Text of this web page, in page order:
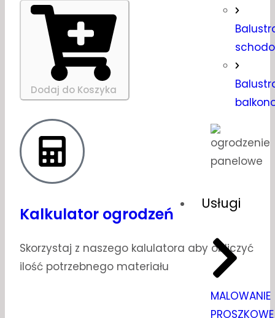
Usługi
MALOWANIE
PROSZKOWE
Dodaj do Koszyka
Kalkulator ogrodzeń
Skorzystaj z naszego kalulatora aby obliczyć
ilość potrzebnego materiału